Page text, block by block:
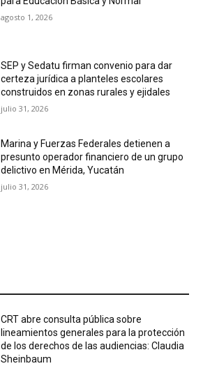
agosto 1, 2026
SEP y Sedatu firman convenio para dar
certeza jurídica a planteles escolares
construidos en zonas rurales y ejidales
julio 31, 2026
Marina y Fuerzas Federales detienen a
presunto operador financiero de un grupo
delictivo en Mérida, Yucatán
julio 31, 2026
CRT abre consulta pública sobre
lineamientos generales para la protección
de los derechos de las audiencias: Claudia
Sheinbaum